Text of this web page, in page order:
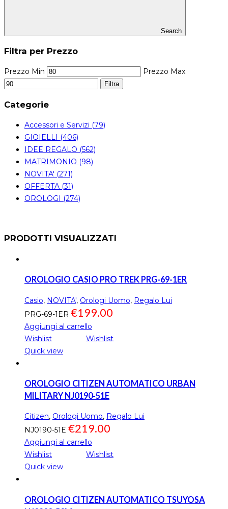
Search
Filtra per Prezzo
Prezzo Min Prezzo Max
Filtra
Categorie
Accessori e Servizi (79)
GIOIELLI (406)
IDEE REGALO (562)
MATRIMONIO (98)
NOVITA' (271)
OFFERTA (31)
OROLOGI (274)
PRODOTTI VISUALIZZATI
OROLOGIO CASIO PRO TREK PRG-69-1ER
Casio, NOVITA', Orologi Uomo, Regalo Lui
PRG-69-1ER €199.00
Aggiungi al carrello
Wishlist
Wishlist
Quick view
OROLOGIO CITIZEN AUTOMATICO URBAN
MILITARY NJ0190-51E
Citizen, Orologi Uomo, Regalo Lui
NJ0190-51E €219.00
Aggiungi al carrello
Wishlist
Wishlist
Quick view
OROLOGIO CITIZEN AUTOMATICO TSUYOSA